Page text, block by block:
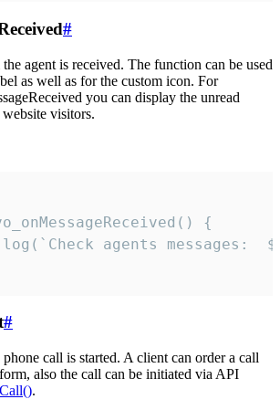
#
agent is received. The function can be used
as well as for the custom icon. For
you can display the unread
visitors.
{
#
call is started. A client can order a call
also the call can be initiated via API
.